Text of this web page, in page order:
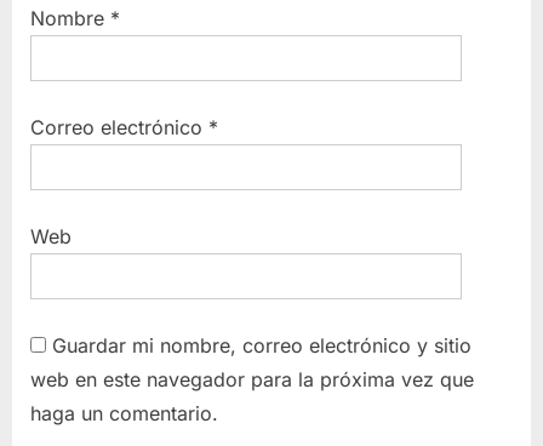
Nombre *
Correo electrónico *
Web
Guardar mi nombre, correo electrónico y sitio
web en este navegador para la próxima vez que
haga un comentario.